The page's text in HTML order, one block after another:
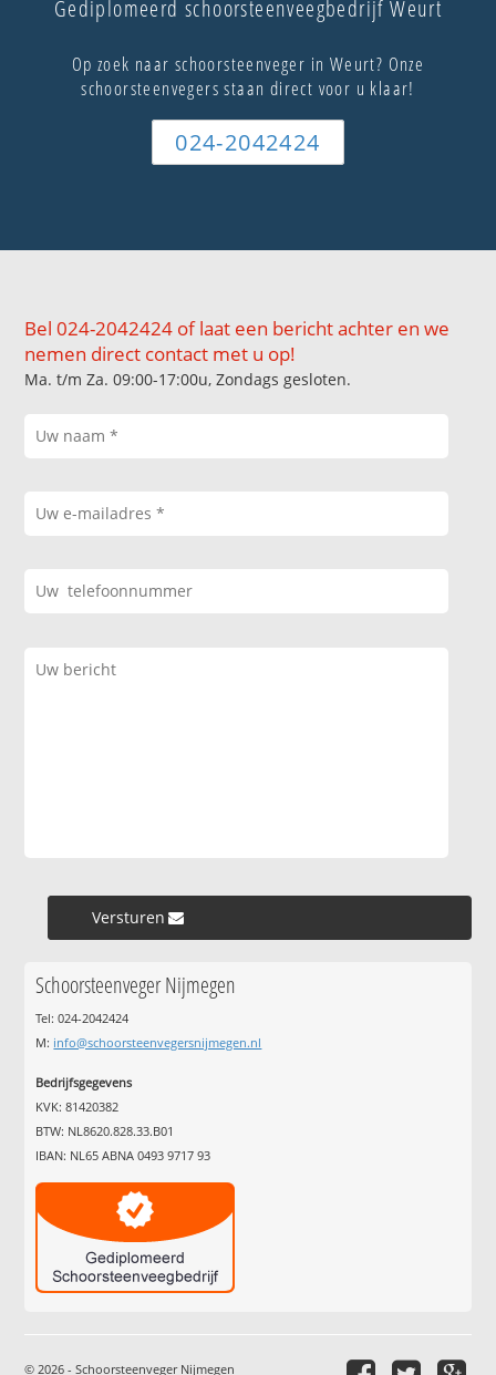
Gediplomeerd schoorsteenveegbedrijf Weurt
Op zoek naar schoorsteenveger in Weurt? Onze
schoorsteenvegers staan direct voor u klaar!
024-2042424
Bel 024-2042424 of laat een bericht achter en we
nemen direct contact met u op!
Ma. t/m Za. 09:00-17:00u, Zondags gesloten.
Versturen »
Schoorsteenveger Nijmegen
Tel: 024-2042424
M: info@schoorsteenvegersnijmegen.nl
Bedrijfsgegevens
KVK: 81420382
BTW: NL8620.828.33.B01
IBAN: NL65 ABNA 0493 9717 93
© 2026 - Schoorsteenveger Nijmegen